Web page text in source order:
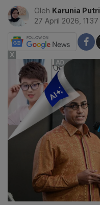
Oleh Karunia Putri
27 April 2026, 11:37
X